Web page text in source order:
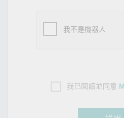
我已閱讀並同意